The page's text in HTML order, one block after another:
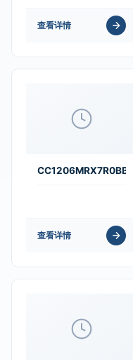
查看详情
查看详情